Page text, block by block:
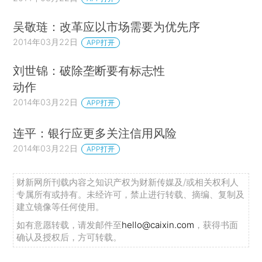
吴敬琏：改革应以市场需要为优先序
2014年03月22日 APP打开
刘世锦：破除垄断要有标志性
动作
2014年03月22日 APP打开
连平：银行应更多关注信用风险
2014年03月22日 APP打开
财新网所刊载内容之知识产权为财新传媒及/或相关权利人
专属所有或持有。未经许可，禁止进行转载、摘编、复制及
建立镜像等任何使用。
如有意愿转载，请发邮件至hello@caixin.com ，获得书面
确认及授权后，方可转载。